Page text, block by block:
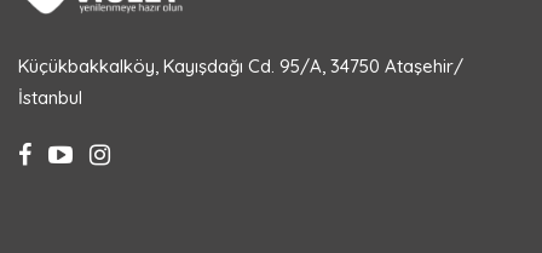
Küçükbakkalköy, Kayışdağı Cd. 95/A, 34750 Ataşehir/
İstanbul